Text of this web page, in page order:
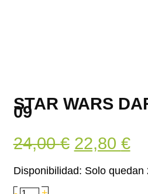
STAR WARS
09
24,00€ El
precio
22,80 €El
Disponibilidad: Solo quedan
Star